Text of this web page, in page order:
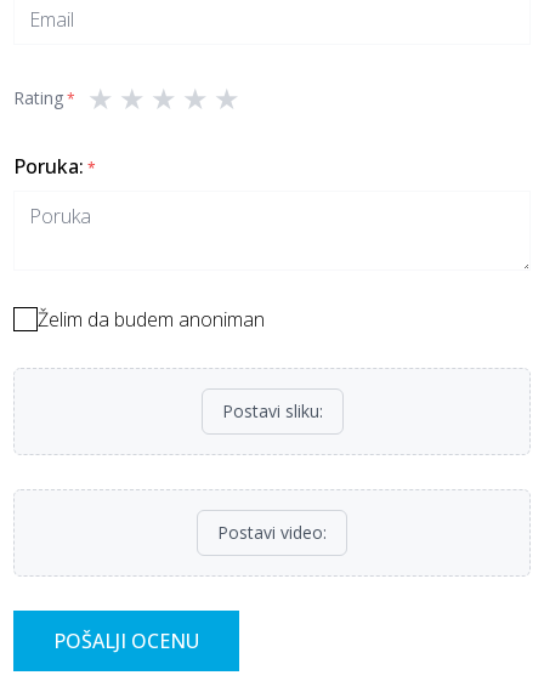
Rating* ★ ★ ★ ★ ★
Poruka: *
Želim da budem anoniman
Postavi sliku:
Postavi video:
POŠALJI OCENU